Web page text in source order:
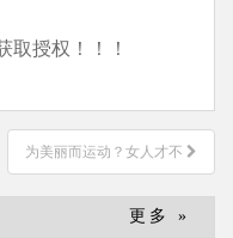
取授权！！！
为美丽而运动？女人才不
更多 »